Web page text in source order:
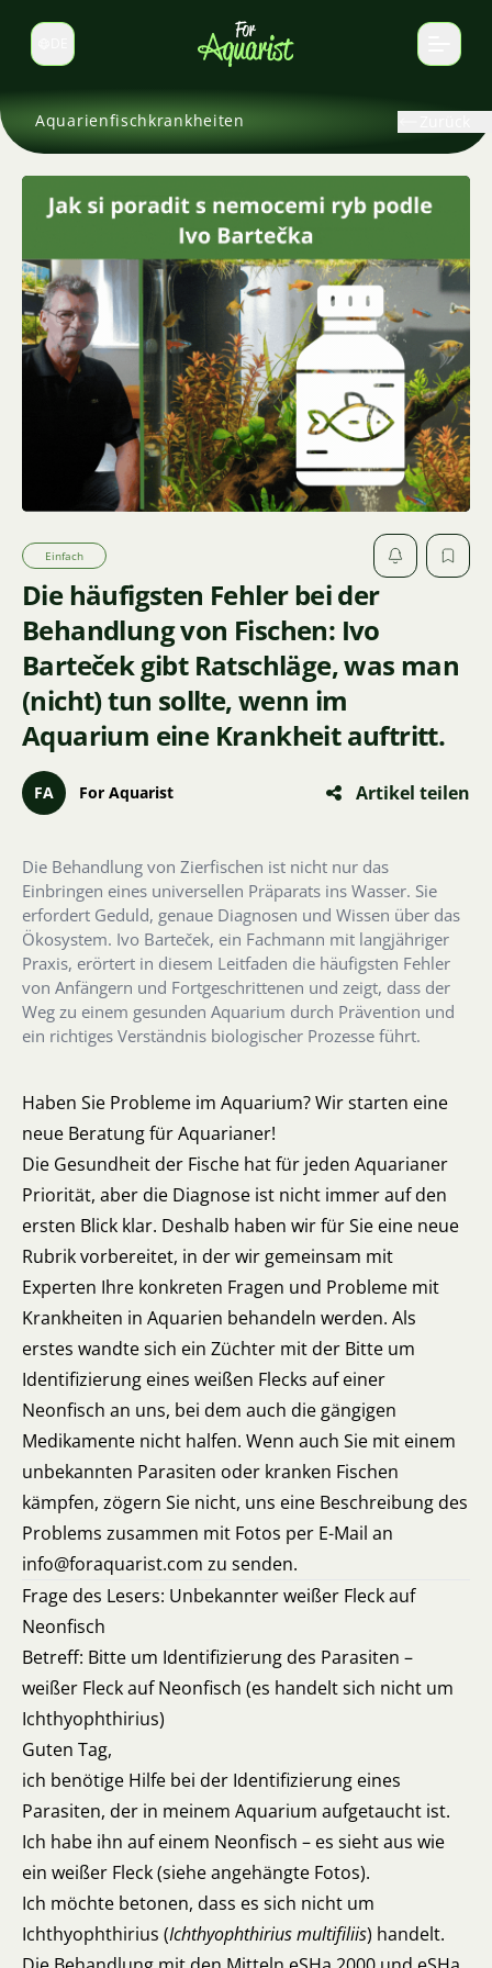
Sprache wechseln
Aquarienfischkrankheiten
Die häufigsten Fehler bei der
Behandlung von Fischen: Ivo
Barteček gibt Ratschläge, was man
(nicht) tun sollte, wenn im
Aquarium eine Krankheit auftritt.
Einfach
FA For Aquarist Artikel teilen
Die Behandlung von Zierfischen ist nicht nur das
Einbringen eines universellen Präparats ins Wasser. Sie
erfordert Geduld, genaue Diagnosen und Wissen über das
Ökosystem. Ivo Barteček, ein Fachmann mit langjähriger
Praxis, erörtert in diesem Leitfaden die häufigsten Fehler
von Anfängern und Fortgeschrittenen und zeigt, dass der
Weg zu einem gesunden Aquarium durch Prävention und
ein richtiges Verständnis biologischer Prozesse führt.
Haben Sie Probleme im Aquarium? Wir starten eine
neue Beratung für Aquarianer!
Die Gesundheit der Fische hat für jeden Aquarianer
Priorität, aber die Diagnose ist nicht immer auf den
ersten Blick klar. Deshalb haben wir für Sie eine neue
Rubrik vorbereitet, in der wir gemeinsam mit
Experten Ihre konkreten Fragen und Probleme mit
Krankheiten in Aquarien behandeln werden. Als
erstes wandte sich ein Züchter mit der Bitte um
Identifizierung eines weißen Flecks auf einer
Neonfisch an uns, bei dem auch die gängigen
Medikamente nicht halfen. Wenn auch Sie mit einem
unbekannten Parasiten oder kranken Fischen
kämpfen, zögern Sie nicht, uns eine Beschreibung des
Problems zusammen mit Fotos per E-Mail an
info@foraquarist.com zu senden.
Frage des Lesers: Unbekannter weißer Fleck auf
Neonfisch
Betreff: Bitte um Identifizierung des Parasiten –
weißer Fleck auf Neonfisch (es handelt sich nicht um
Ichthyophthirius)
Guten Tag,
ich benötige Hilfe bei der Identifizierung eines
Parasiten, der in meinem Aquarium aufgetaucht ist.
Ich habe ihn auf einem Neonfisch – es sieht aus wie
ein weißer Fleck (siehe angehängte Fotos).
Ich möchte betonen, dass es sich nicht um
Ichthyophthirius (Ichthyophthirius multifiliis) handelt.